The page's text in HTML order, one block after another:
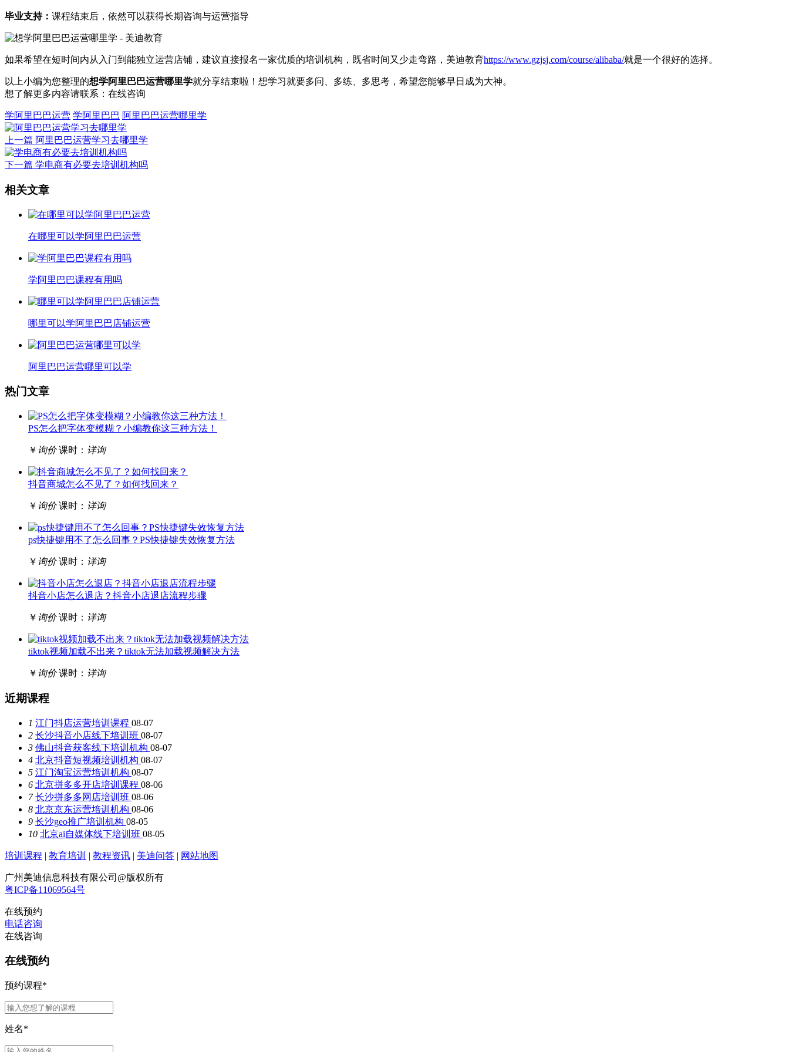
毕业支持： 课程结束后，依然可以获得长期咨询与运营指导
如果希望在短时间内从入门到能独立运营店铺，建议直接报名一家优质的培训机构，既省时间又少走弯路，美迪教育https://www.gzjsj.com/course/alibaba/就是一个很好的选择。
以上小编为您整理的想学阿里巴巴运营哪里学就分享结束啦！想学习就要多问、多练、多思考，希望您能够早日成为大神。
想了解更多内容请联系： 在线咨询
学阿里巴巴运营 学阿里巴巴 阿里巴巴运营哪里学
上一篇 阿里巴巴运营学习去哪里学
下一篇 学电商有必要去培训机构吗
相关文章
在哪里可以学阿里巴巴运营
学阿里巴巴课程有用吗
哪里可以学阿里巴巴店铺运营
阿里巴巴运营哪里可以学
热门文章
PS怎么把字体变模糊？小编教你这三种方法！
￥ 询价 课时： 详询
抖音商城怎么不见了？如何找回来？
￥ 询价 课时： 详询
ps快捷键用不了怎么回事？PS快捷键失效恢复方法
￥ 询价 课时： 详询
抖音小店怎么退店？抖音小店退店流程步骤
￥ 询价 课时： 详询
tiktok视频加载不出来？tiktok无法加载视频解决方法
￥ 询价 课时： 详询
近期课程
1 江门抖店运营培训课程 08-07
2 长沙抖音小店线下培训班 08-07
3 佛山抖音获客线下培训机构 08-07
4 北京抖音短视频培训机构 08-07
5 江门淘宝运营培训机构 08-07
6 北京拼多多开店培训课程 08-06
7 长沙拼多多网店培训班 08-06
8 北京京东运营培训机构 08-06
9 长沙geo推广培训机构 08-05
10 北京ai自媒体线下培训班 08-05
培训课程 | 教育培训 | 教程资讯 | 美迪问答 | 网站地图
广州美迪信息科技有限公司@版权所有
粤ICP备11069564号
在线预约
电话咨询
在线咨询
在线预约
预约课程*
姓名*